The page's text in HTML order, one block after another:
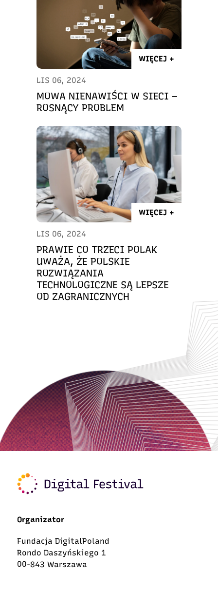
WIĘCEJ +
LIS 06, 2024
MOWA NIENAWIŚCI W SIECI –
ROSNĄCY PROBLEM
WIĘCEJ +
LIS 06, 2024
PRAWIE CO TRZECI POLAK
UWAŻA, ŻE POLSKIE
ROZWIĄZANIA
TECHNOLOGICZNE SĄ LEPSZE
OD ZAGRANICZNYCH
Organizator
Fundacja DigitalPoland
Rondo Daszyńskiego 1
00-843 Warszawa